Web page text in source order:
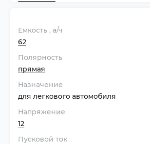
Емкость , а/ч
62
Полярность
прямая
Назначение
для легкового автомобиля
Напряжение
12
Пусковой ток